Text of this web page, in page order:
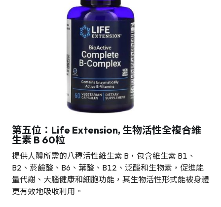
第五位：Life Extension, 生物活性全複合維
生素 B 60粒
提供人體所需的八種活性維生素 B，包含維生素 B1、
B2、菸鹼酸、B6、葉酸、B12、泛酸和生物素，促進能
量代謝、大腦健康和細胞功能，其生物活性形式能被身體
更有效地吸收利用。